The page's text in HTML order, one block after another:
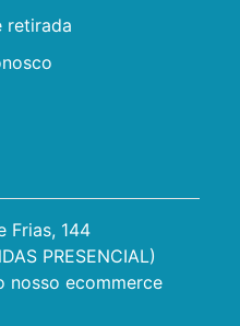
retirada
Frias, 144
PRESENCIAL)
nosso ecommerce